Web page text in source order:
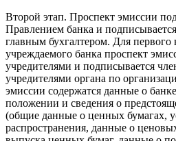
Второй этап. Проспект эмиссии
Правлением банка и
главным бухгалтером. Для
учреждаемого банка проспект
учредителями и подписывается
учредителями органа по
эмиссии содержатся данные о
положении и сведения о
(общие данные о ценных бумагах,
распространения, данные о